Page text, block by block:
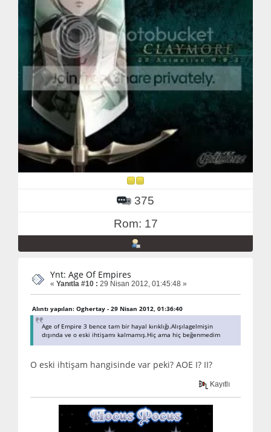
375
Rom: 17
Ynt: Age Of Empires
« Yanıtla #10 : 29 Nisan 2012, 01:45:48 »
Alıntı yapılan: Oghertay - 29 Nisan 2012, 01:36:40
Age of Empire 3 bence tam bir hayal kırıklığı.Alışılagelmişin
dışında ve o eski ihtişamı kalmamış.Hiç ama hiç beğenmedim
O eski ihtişam hangisinde var peki? AOE I? II?
Kayıtlı